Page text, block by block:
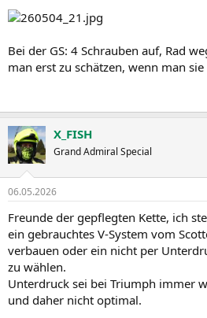
Bei der GS: 4 Schrauben auf, Rad
man erst zu schätzen, wenn man
X_FISH
Grand Admiral Special
06.05.2026
Freunde der gepflegten Kette, ich
ein gebrauchtes V-System vom
verbauen oder ein nicht per
zu wählen.
Unterdruck sei bei Triumph immer
und daher nicht optimal.